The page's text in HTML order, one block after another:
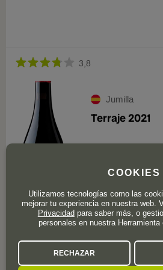
3,8
Jumilla
Terraje 2021
90 Parker
COOKIES
Utilizamos tecnologías como las
mejorar tu experiencia en nuestra web.
Privacidadpara saber más, o
personales en nuestra Herramienta
RECHAZAR